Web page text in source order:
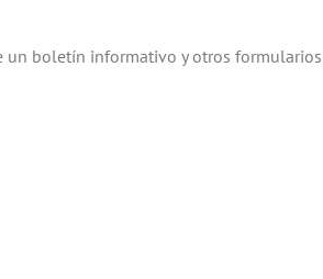
boletín informativo y otros